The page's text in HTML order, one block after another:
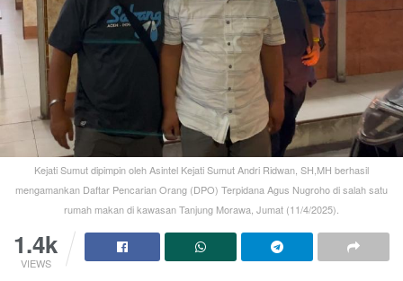
Kejati Sumut dipimpin oleh Asintel Kejati Sumut Andri Ridwan, SH,MH berhasil
mengamankan Daftar Pencarian Orang (DPO) Terpidana Agus Nugroho di salah satu
rumah makan di kawasan Tanjung Morawa, Jumat (11/4/2025).
1.4k
VIEWS